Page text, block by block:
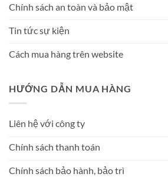
Chính sách an toàn và bảo mật
Tin tức sự kiện
Cách mua hàng trên website
HƯỚNG DẪN MUA HÀNG
Liên hệ với công ty
Chính sách thanh toán
Chính sách bảo hành, bảo trì